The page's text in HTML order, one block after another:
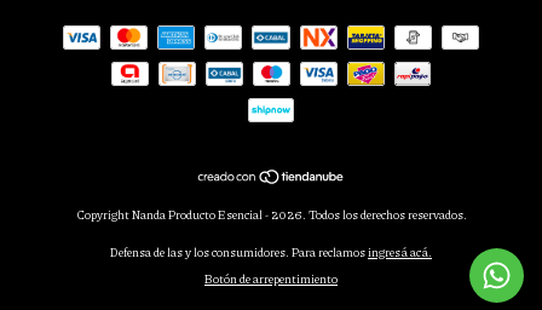
Copyright Nanda Producto Esencial - 2026. Todos los derechos reservados.
Defensa de las y los consumidores. Para reclamosingresá acá.
Botón de arrepentimiento